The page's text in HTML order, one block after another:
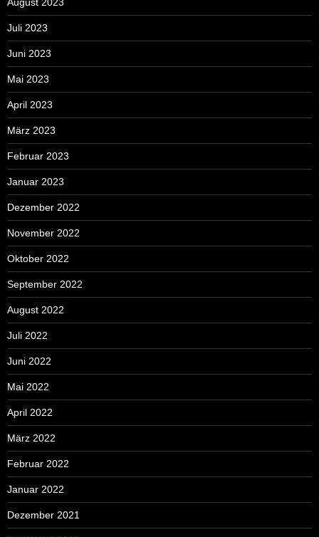
Juli 2023
Juni 2023
Mai 2023
April 2023
März 2023
Februar 2023
Januar 2023
Dezember 2022
November 2022
Oktober 2022
September 2022
August 2022
Juli 2022
Juni 2022
Mai 2022
April 2022
März 2022
Februar 2022
Januar 2022
Dezember 2021